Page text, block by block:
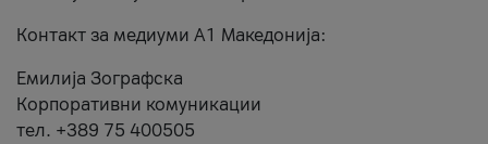
Контакт за медиуми А1 Македонија:
Емилија Зографска
Корпоративни комуникации
тел. +389 75 400505